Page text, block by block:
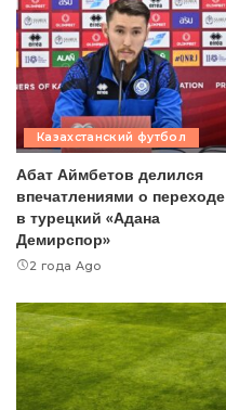
Казахстанский футбол
Абат Аймбетов делился
впечатлениями о переходе
в турецкий «Адана
Демирспор»
2 года Ago